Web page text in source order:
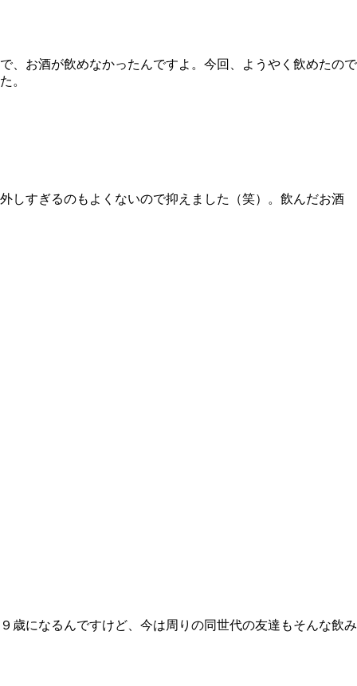
お酒が飲めなかったんですよ。今回、ようやく飲めたので
。
すぎるのもよくないので抑えました（笑）。飲んだお酒
になるんですけど、今は周りの同世代の友達もそんな飲み